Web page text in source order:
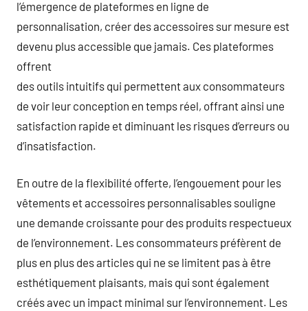
l’émergence de plateformes en ligne de
personnalisation, créer des accessoires sur mesure est
devenu plus accessible que jamais. Ces plateformes
offrent
des outils intuitifs qui permettent aux consommateurs
de voir leur conception en temps réel, offrant ainsi une
satisfaction rapide et diminuant les risques d’erreurs ou
d’insatisfaction.
En outre de la flexibilité offerte, l’engouement pour les
vêtements et accessoires personnalisables souligne
une demande croissante pour des produits respectueux
de l’environnement. Les consommateurs préfèrent de
plus en plus des articles qui ne se limitent pas à être
esthétiquement plaisants, mais qui sont également
créés avec un impact minimal sur l’environnement. Les